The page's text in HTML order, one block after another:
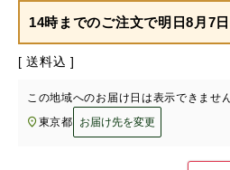
14時までのご注文で明日8月7
送料込
この地域へのお届け日は表示できませ
東京都
お届け先を変更